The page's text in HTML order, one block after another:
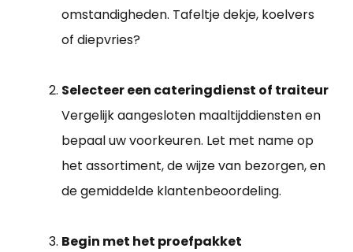
omstandigheden. Tafeltje dekje, koelvers
of diepvries?
Selecteer een cateringdienst of traiteur
Vergelijk aangesloten maaltijddiensten en
bepaal uw voorkeuren. Let met name op
het assortiment, de wijze van bezorgen, en
de gemiddelde klantenbeoordeling.
Begin met het proefpakket